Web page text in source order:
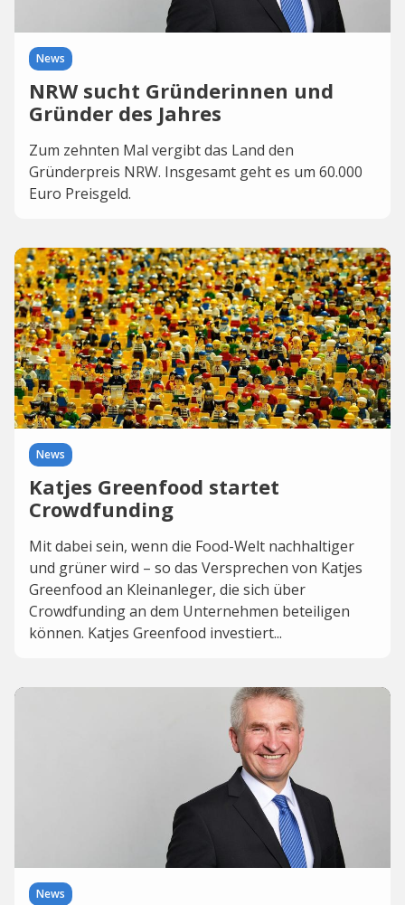
News
NRW sucht Gründerinnen und
Gründer des Jahres
Zum zehnten Mal vergibt das Land den
Gründerpreis NRW. Insgesamt geht es um 60.000
Euro Preisgeld.
News
Katjes Greenfood startet
Crowdfunding
Mit dabei sein, wenn die Food-Welt nachhaltiger
und grüner wird – so das Versprechen von Katjes
Greenfood an Kleinanleger, die sich über
Crowdfunding an dem Unternehmen beteiligen
können. Katjes Greenfood investiert...
News